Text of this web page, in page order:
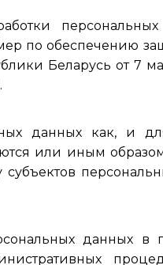
по обеспечению
Беларусь от 7
данных как, и
или иным
данных в